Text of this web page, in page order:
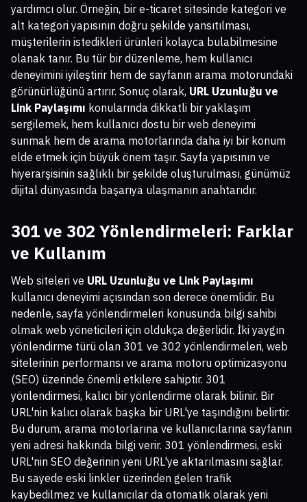
yardımcı olur. Örneğin, bir e-ticaret sitesinde kategori ve
alt kategori yapısının doğru şekilde yansıtılması,
müşterilerin istedikleri ürünleri kolayca bulabilmesine
olanak tanır. Bu tür bir düzenleme, hem kullanıcı
deneyimini iyileştirir hem de sayfanın arama motorundaki
görünürlüğünü artırır. Sonuç olarak, URL Uzunluğu ve
Link Paylaşımı konularında dikkatli bir yaklaşım
sergilemek, hem kullanıcı dostu bir web deneyimi
sunmak hem de arama motorlarında daha iyi bir konum
elde etmek için büyük önem taşır. Sayfa yapısının ve
hiyerarşisinin sağlıklı bir şekilde oluşturulması, günümüz
dijital dünyasında başarıya ulaşmanın anahtarıdır.
301 ve 302 Yönlendirmeleri: Farklar
ve Kullanım
Web siteleri ve URL Uzunluğu ve Link Paylaşımı
kullanıcı deneyimi açısından son derece önemlidir. Bu
nedenle, sayfa yönlendirmeleri konusunda bilgi sahibi
olmak web yöneticileri için oldukça değerlidir. İki yaygın
yönlendirme türü olan 301 ve 302 yönlendirmeleri, web
sitelerinin performansı ve arama motoru optimizasyonu
(SEO) üzerinde önemli etkilere sahiptir. 301
yönlendirmesi, kalıcı bir yönlendirme olarak bilinir. Bir
URL'nin kalıcı olarak başka bir URL'ye taşındığını belirtir.
Bu durum, arama motorlarına ve kullanıcılarına sayfanın
yeni adresi hakkında bilgi verir. 301 yönlendirmesi, eski
URL'nin SEO değerinin yeni URL'ye aktarılmasını sağlar.
Bu sayede eski linkler üzerinden gelen trafik
kaybedilmez ve kullanıcılar da otomatik olarak yeni